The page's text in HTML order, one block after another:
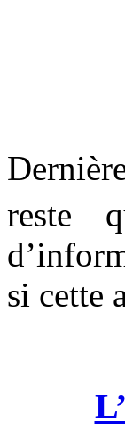
reste
si cette